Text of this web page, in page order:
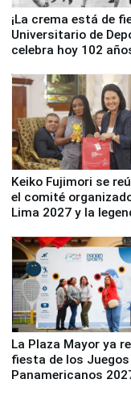
¡La crema está de
Universitario de
celebra hoy 102
Keiko Fujimori se
el comité
Lima 2027 y la
La Plaza Mayor ya
fiesta de los Juegos
Panamericanos